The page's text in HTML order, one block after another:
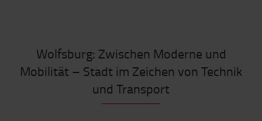
Wolfsburg: Zwischen Moderne und
Mobilität – Stadt im Zeichen von Technik
und Transport